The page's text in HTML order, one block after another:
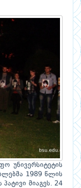
უნივერსიტეტის
1989 წლის
მიაგეს. 24